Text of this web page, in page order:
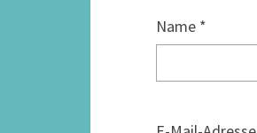
Name *